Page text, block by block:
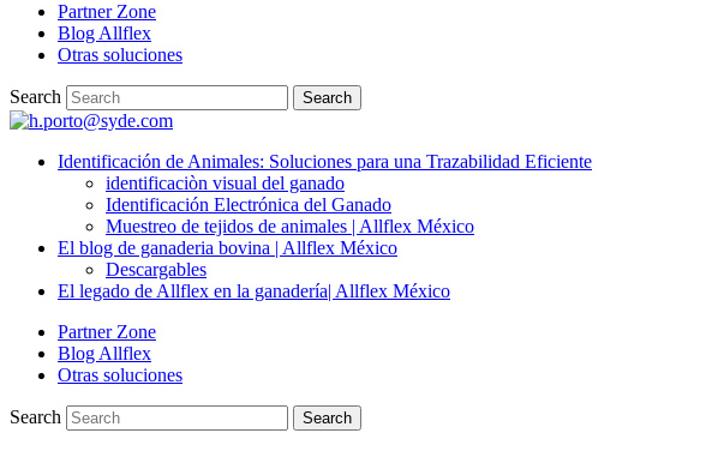
Partner Zone
Blog Allflex
Otras soluciones
Search Search
Identificación de Animales: Soluciones para una Trazabilidad Eficiente
identificaciòn visual del ganado
Identificación Electrónica del Ganado
Muestreo de tejidos de animales | Allflex México
El blog de ganaderia bovina | Allflex México
Descargables
El legado de Allflex en la ganadería| Allflex México
Partner Zone
Blog Allflex
Otras soluciones
Search Search